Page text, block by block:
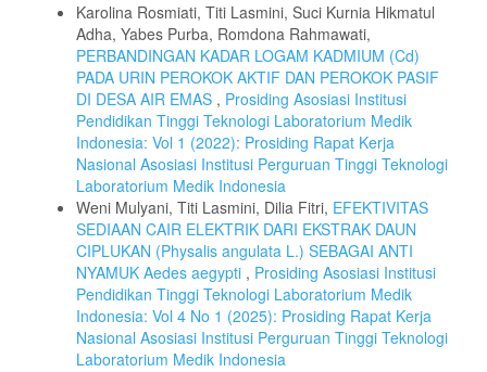
Karolina Rosmiati, Titi Lasmini, Suci Kurnia Hikmatul
Adha, Yabes Purba, Romdona Rahmawati,
PERBANDINGAN KADAR LOGAM KADMIUM (Cd)
PADA URIN PEROKOK AKTIF DAN PEROKOK PASIF
DI DESA AIR EMAS , Prosiding Asosiasi Institusi
Pendidikan Tinggi Teknologi Laboratorium Medik
Indonesia: Vol 1 (2022): Prosiding Rapat Kerja
Nasional Asosiasi Institusi Perguruan Tinggi Teknologi
Laboratorium Medik Indonesia
Weni Mulyani, Titi Lasmini, Dilia Fitri, EFEKTIVITAS
SEDIAAN CAIR ELEKTRIK DARI EKSTRAK DAUN
CIPLUKAN (Physalis angulata L.) SEBAGAI ANTI
NYAMUK Aedes aegypti , Prosiding Asosiasi Institusi
Pendidikan Tinggi Teknologi Laboratorium Medik
Indonesia: Vol 4 No 1 (2025): Prosiding Rapat Kerja
Nasional Asosiasi Institusi Perguruan Tinggi Teknologi
Laboratorium Medik Indonesia